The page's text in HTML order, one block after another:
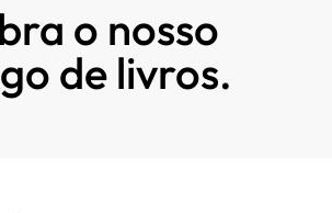
o nosso
de livros.